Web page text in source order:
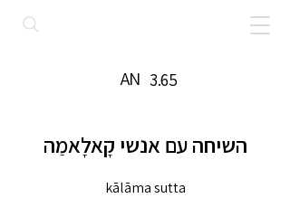
3.65
AN
השיחה עם אנשי קָאלָאמַה
kālāma sutta